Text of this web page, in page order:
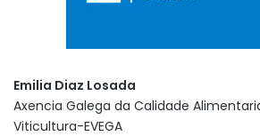
Emilia Diaz Losada
Axencia Galega da Calidade
Viticultura-EVEGA